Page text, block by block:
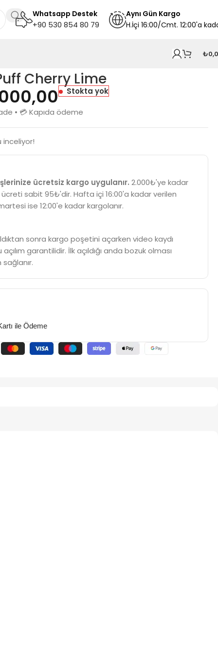
Whatsapp Destek
+90 530 854 80 79
Aynı Gün Kargo
H.İçi 16:00/Cmt. 12:00'a
₺
Cherry Lime
Stokta yok
• 💳 Kapıda ödeme
inceliyor!
ücretsiz kargo uygulanır. 2.000₺'ye kadar
sabit 95₺'dir. Hafta içi 16:00'a kadar verilen
ise 12:00'e kadar kargolanır.
sonra kargo poşetini açarken video kaydı
garantilidir. İlk açıldığı anda bozuk olması
ile Ödeme